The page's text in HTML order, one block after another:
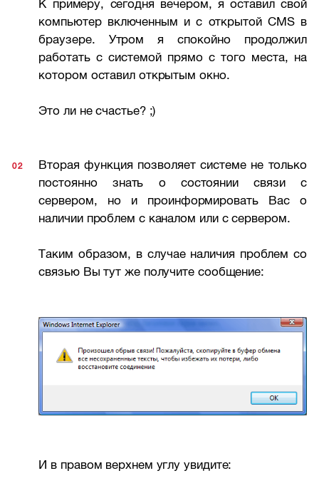
К примеру, сегодня вечером, я оставил свой
компьютер включенным и с открытой CMS в
браузере. Утром я спокойно продолжил
работать с системой прямо с того места, на
котором оставил открытым окно.
Это ли не счастье? ;)
Вторая функция позволяет системе не только
постоянно знать о состоянии связи с
сервером, но и проинформировать Вас о
наличии проблем с каналом или с сервером.
Таким образом, в случае наличия проблем со
связью Вы тут же получите сообщение:
И в правом верхнем углу увидите: